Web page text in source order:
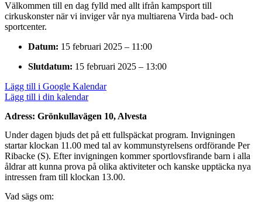
Välkommen till en dag fylld med allt ifrån kampsport till
cirkuskonster när vi inviger vår nya multiarena Virda bad- och
sportcenter.
Datum: 15 februari 2025 – 11:00
Slutdatum: 15 februari 2025 – 13:00
Lägg till i Google Kalendar
Lägg till i din kalendar
Adress: Grönkullavägen 10, Alvesta
Under dagen bjuds det på ett fullspäckat program. Invigningen
startar klockan 11.00 med tal av kommunstyrelsens ordförande Per
Ribacke (S). Efter invigningen kommer sportlovsfirande barn i alla
åldrar att kunna prova på olika aktiviteter och kanske upptäcka nya
intressen fram till klockan 13.00.
Vad sägs om: